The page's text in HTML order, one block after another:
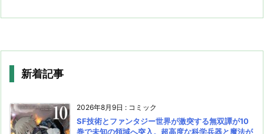
新着記事
2026年8月9日 : コミック
SF技術とファンタジー世界が激突する無双譚が10
巻で未知の領域へ突入。超高度な科学兵器と魔法が